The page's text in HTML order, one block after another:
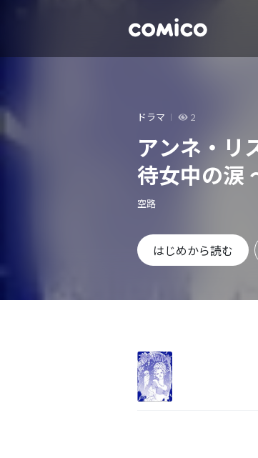
ドラマ 2
アンネ・リ
待女中の涙
空路
はじめから読む